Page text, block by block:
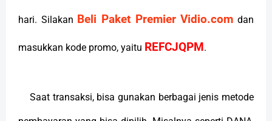
hari. Silakan Beli Paket Premier Vidio.com dan
masukkan kode promo, yaitu REFCJQPM .
Saat transaksi, bisa gunakan berbagai jenis metode